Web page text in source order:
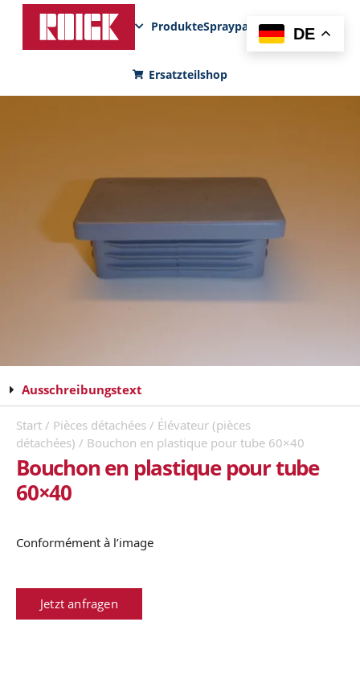
ProdukteSprayparksFunPadNews
Ersatzteilshop
Ausschreibungstext
Start / Pièces détachées / Élévateur (pièces
détachées) / Bouchon en plastique pour tube 60×40
Bouchon en plastique pour tube
60×40
Conformément à l’image
Jetzt anfragen
DE